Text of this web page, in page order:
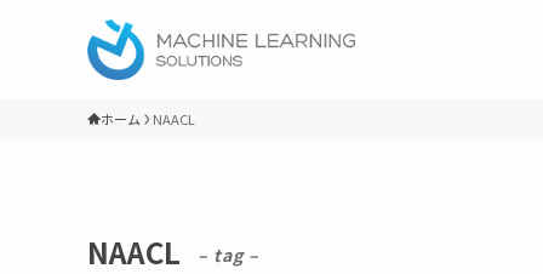
ホーム NAACL
NAACL – tag –